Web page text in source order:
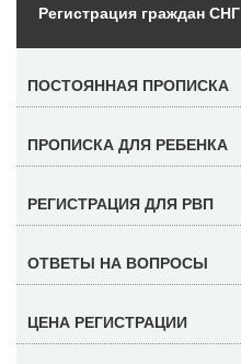
Регистрация граждан СНГ
ПОСТОЯННАЯ ПРОПИСКА
ПРОПИСКА ДЛЯ РЕБЕНКА
РЕГИСТРАЦИЯ ДЛЯ РВП
ОТВЕТЫ НА ВОПРОСЫ
ЦЕНА РЕГИСТРАЦИИ